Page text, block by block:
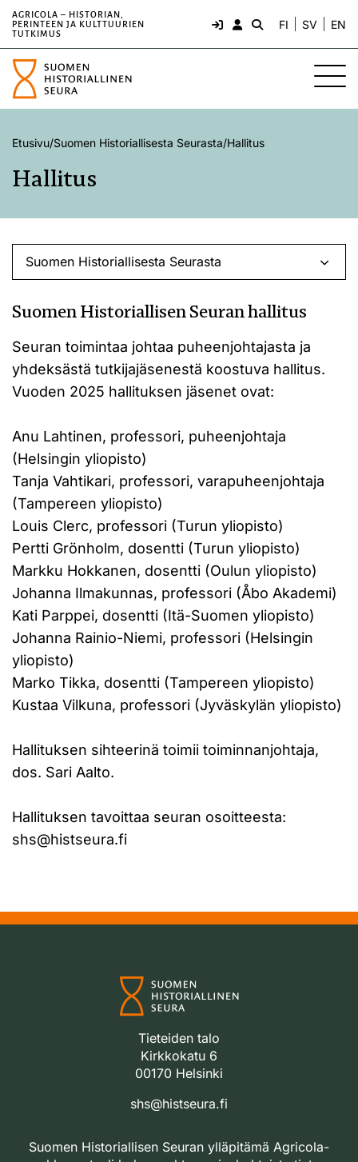
AGRICOLA – HISTORIAN,
PERINTEEN JA KULTTUURIEN
TUTKIMUS
FI SV EN
Etusivu/Suomen Historiallisesta Seurasta/Hallitus
Hallitus
Suomen Historiallisesta Seurasta
Suomen Historiallisen Seuran hallitus
Seuran toimintaa johtaa puheenjohtajasta ja
yhdeksästä tutkijajäsenestä koostuva hallitus.
Vuoden 2025 hallituksen jäsenet ovat:
Anu Lahtinen, professori, puheenjohtaja
(Helsingin yliopisto)
Tanja Vahtikari, professori, varapuheenjohtaja
(Tampereen yliopisto)
Louis Clerc, professori (Turun yliopisto)
Pertti Grönholm, dosentti (Turun yliopisto)
Markku Hokkanen, dosentti (Oulun yliopisto)
Johanna Ilmakunnas, professori (Åbo Akademi)
Kati Parppei, dosentti (Itä-Suomen yliopisto)
Johanna Rainio-Niemi, professori (Helsingin
yliopisto)
Marko Tikka, dosentti (Tampereen yliopisto)
Kustaa Vilkuna, professori (Jyväskylän yliopisto)
Hallituksen sihteerinä toimii toiminnanjohtaja,
dos. Sari Aalto.
Hallituksen tavoittaa seuran osoitteesta:
shs@histseura.fi
Tieteiden talo
Kirkkokatu 6
00170 Helsinki
shs@histseura.fi
Suomen Historiallisen Seuran ylläpitämä Agricola-